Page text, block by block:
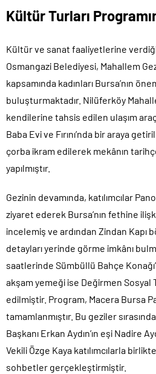
Kültür Turları
Kültür ve sanat faaliyetlerine
Osmangazi Belediyesi, Mahallem
kapsamında kadınları Bursa’nın
buluşturmaktadır. Nilüferköy
kendilerine tahsis edilen ulaşım
Baba Evi ve Fırını’nda bir araya
çorba ikram edilerek mekânın
yapılmıştır.
Gezinin devamında, katılımcılar
ziyaret ederek Bursa’nın fethine
incelemiş ve ardından Zindan Kapı
detayları yerinde görme imkânı
saatlerinde Sümbüllü Bahçe
akşam yemeği ise Değirmen Sosyal
edilmiştir. Program, Macera Bursa
tamamlanmıştır. Bu geziler
Başkanı Erkan Aydın’ın eşi Nadire
Vekili Özge Kaya katılımcılarla
sohbetler gerçekleştirmiştir.